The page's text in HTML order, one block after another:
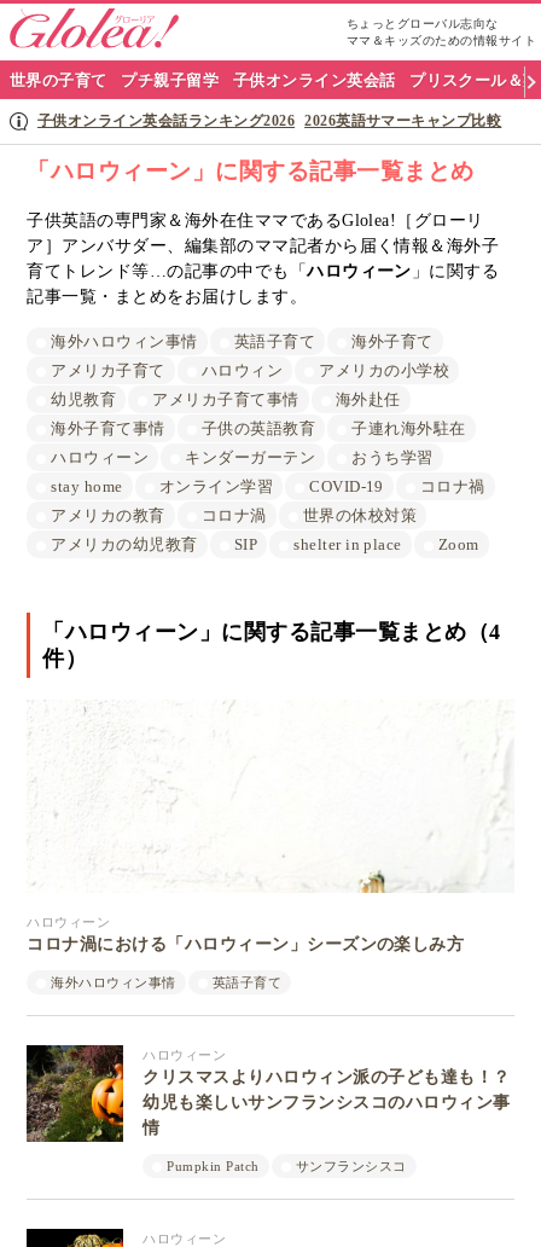
ちょっとグローバル志向な
ママ＆キッズのための情報サイト
グ
ロ
リ
ア
ナ
世界の子育て プチ親子留学 子供オンライン英会話 プリスクール＆
子供オンライン英会話ランキング2026 2026英語サマーキャンプ比較
「ハロウィーン」に関する記事一覧まとめ
子供英語の専門家＆海外在住ママであるGlolea!［グローリ
ア］アンバサダー、編集部のママ記者から届く情報＆海外子
育てトレンド等…の記事の中でも「ハロウィーン 」に関する
記事一覧・まとめをお届けします。
海外ハロウィン事情 英語子育て
海外子育て
アメリカ子育て
ハロウィン
アメリカの小学校
幼児教育
アメリカ子育て事情
海外赴任
海外子育て事情
子供の英語教育
子連れ海外駐在
ハロウィーン
キンダーガーテン
おうち学習
stay home
オンライン学習 COVID-19
コロナ禍
アメリカの教育
コロナ渦
世界の休校対策
アメリカの幼児教育
SIP shelter in place Zoom
「ハロウィーン」に関する記事一覧まとめ（4
件）
ハロウィーン
コロナ渦における「ハロウィーン」シーズンの楽しみ方
海外ハロウィン事情 英語子育て
ハロウィーン
クリスマスよりハロウィン派の子ども達も！？
幼児も楽しいサンフランシスコのハロウィン事
情
Pumpkin Patch サンフランシスコ
ハロウィーン